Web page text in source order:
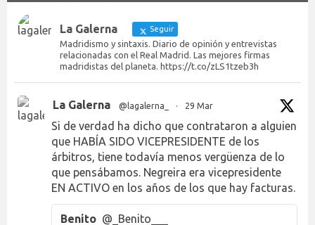
La Galerna Seguir
Madridismo y sintaxis. Diario de opinión y entrevistas
relacionadas con el Real Madrid. Las mejores firmas
madridistas del planeta. https://t.co/zLS1tzeb3h
La Galerna @lagalerna_ · 29 Mar
Si de verdad ha dicho que contrataron a alguien
que HABÍA SIDO VICEPRESIDENTE de los
árbitros, tiene todavía menos vergüenza de lo
que pensábamos. Negreira era vicepresidente
EN ACTIVO en los años de los que hay facturas.
Benito @_Benito___